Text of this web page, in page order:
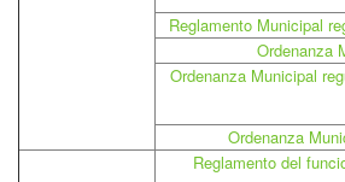
Reglamento Municipal
Ordenanza
Ordenanza Municipal
Ordenanza
Reglamento del